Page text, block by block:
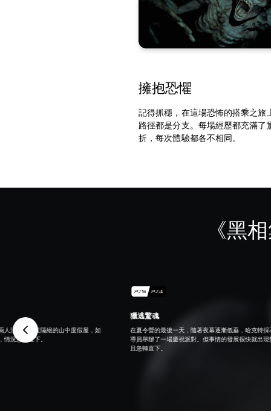
擁抱恐懼
記得抓穩，在這場恐怖的搭乘之旅
路徑都是分支。每場經歷都充滿了
折，每次體驗都各不相同。
《黑
人消失在與世隔絕的山中度假屋，如
情況急轉直下。
獵逃驚魂
在夏令營的最後一天，隨著夜幕逐漸低垂，哈克特採
導員舉辦了一場慶祝派對。但事情的發展很快就出現
且急轉直下。